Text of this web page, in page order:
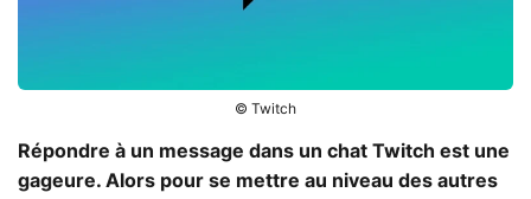
© Twitch
Répondre à un message dans un chat Twitch est une
gageure. Alors pour se mettre au niveau des autres